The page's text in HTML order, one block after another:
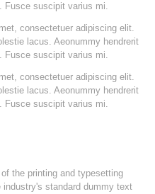
Fusce suscipit varius mi.
consectetuer adipiscing elit.
lacus. Aeonummy hendrerit
Fusce suscipit varius mi.
consectetuer adipiscing elit.
lacus. Aeonummy hendrerit
Fusce suscipit varius mi.
the printing and typesetting
standard dummy text